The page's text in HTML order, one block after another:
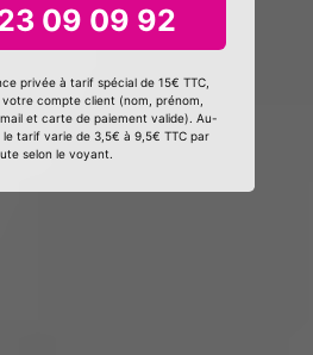
09 09 92
privée à tarif spécial de 15€ TTC,
compte client (nom, prénom,
et carte de paiement valide). Au-
le tarif varie de 3,5€ à 9,5€ TTC par
selon le voyant.